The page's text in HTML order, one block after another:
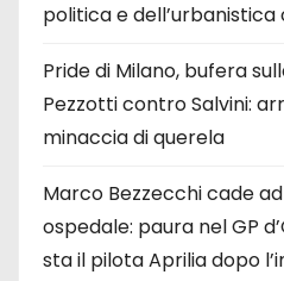
politica e
Pride di Milano, bufera
Pezzotti contro Salvini:
minaccia di querela
Marco Bezzecchi cade
ospedale: paura nel GP
sta il pilota Aprilia dopo